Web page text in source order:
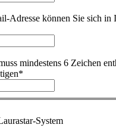
Adresse können Sie sich
mindestens 6 Zeichen
*
System